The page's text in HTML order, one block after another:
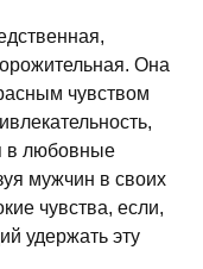
Она
чувством
в любовные
мужчин в своих
чувства, если,
удержать эту